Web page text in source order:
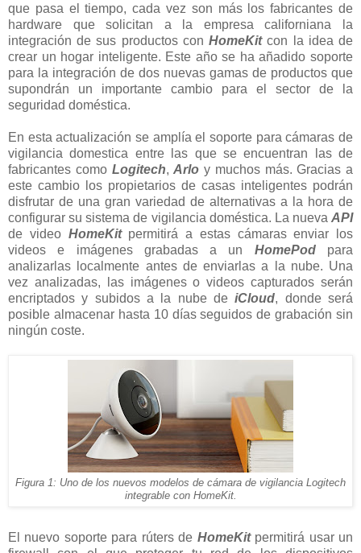
que pasa el tiempo, cada vez son más los fabricantes de
hardware que solicitan a la empresa californiana la
integración de sus productos conHomeKitcon la idea de
crear un hogar inteligente. Este año se ha añadido soporte
para la integración de dos nuevas gamas de productos que
supondrán un importante cambio para el sector de la
seguridad doméstica.
En esta actualización se amplía el soporte para cámaras de
vigilancia domestica entre las que se encuentran las de
fabricantes como Logitech,Arlo y muchos más. Gracias a
este cambio los propietarios de casas inteligentes podrán
disfrutar de una gran variedad de alternativas a la hora de
configurar su sistema de vigilancia doméstica. La nueva API
de video HomeKit permitirá a estas cámaras enviar los
videos e imágenes grabadas a un HomePod para
analizarlas localmente antes de enviarlas a la nube. Una
vez analizadas, las imágenes o videos capturados serán
encriptados y subidos a la nube deiCloud, donde será
posible almacenar hasta 10 días seguidos de grabación sin
ningún coste.
Figura 1: Uno de los nuevos modelos de cámara de vigilancia Logitech
integrable con HomeKit.
El nuevo soporte para rúters de HomeKit permitirá usar un